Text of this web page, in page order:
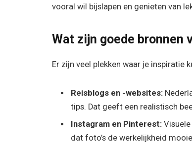
vooral wil bijslapen en genieten van
Wat zijn goede bronnen
Er zijn veel plekken waar je inspiratie
Reisblogs en -websites:
tips. Dat geeft een realistisch
Instagram en Pinterest:
dat foto’s de werkelijkheid